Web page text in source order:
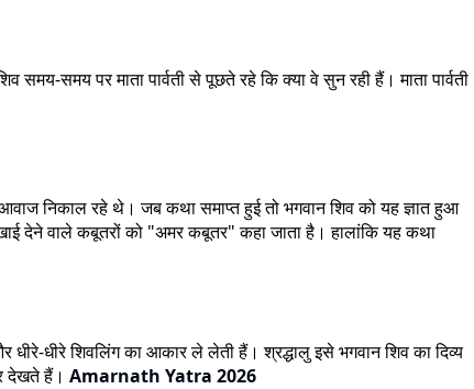
समय-समय पर माता पार्वती से पूछते रहे कि क्या वे सुन रही हैं। माता पार्वती
निकाल रहे थे। जब कथा समाप्त हुई तो भगवान शिव को यह ज्ञात हुआ
देने वाले कबूतरों को "अमर कबूतर" कहा जाता है। हालांकि यह कथा
धीरे शिवलिंग का आकार ले लेती हैं। श्रद्धालु इसे भगवान शिव का दिव्य
देखते हैं। Amarnath Yatra 2026